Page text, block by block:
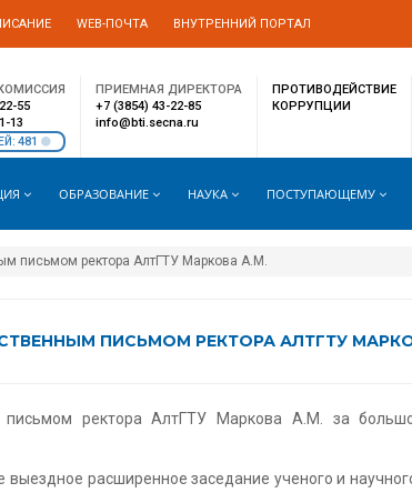
WEB-ПОЧТА ВНУТРЕННИЙ ПОРТАЛ
55
13
481
ПРИЕМНАЯ ДИРЕКТОРА
+7 (3854) 43-22-85
info@bti.secna.ru
ПРОТИВОДЕЙСТВИЕ
КОРРУПЦИИ
ОБРАЗОВАНИЕ НАУКА ПОСТУПАЮЩЕМУ
письмом ректора АлтГТУ Маркова А.М.
ПИСЬМОМ РЕКТОРА АЛТГТУ
ректора АлтГТУ Маркова А.М. за
расширенное заседание ученого и